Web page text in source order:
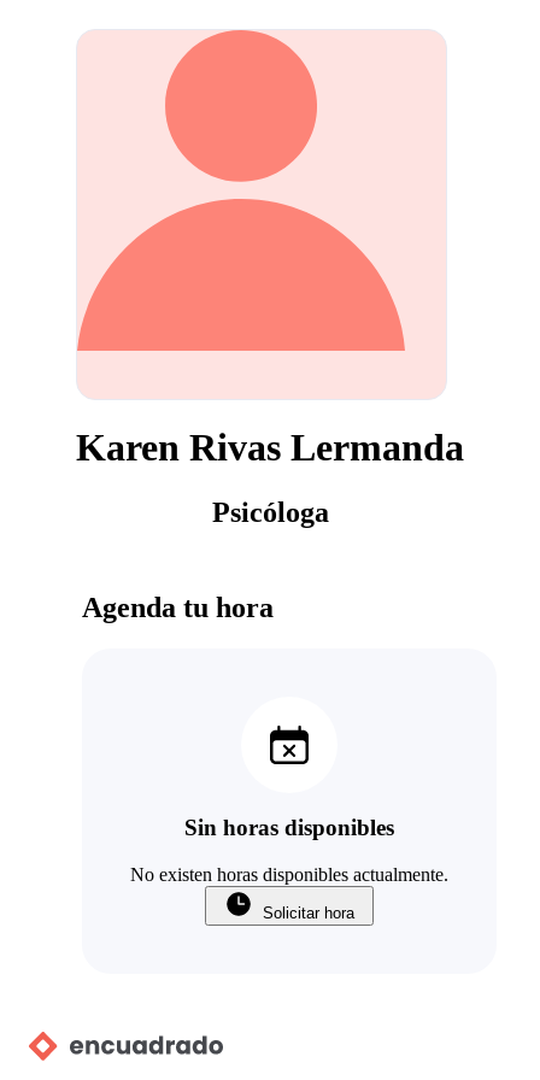
Karen Rivas Lermanda
Psicóloga
Agenda tu hora
Sin horas disponibles
No existen horas disponibles actualmente.
Solicitar hora